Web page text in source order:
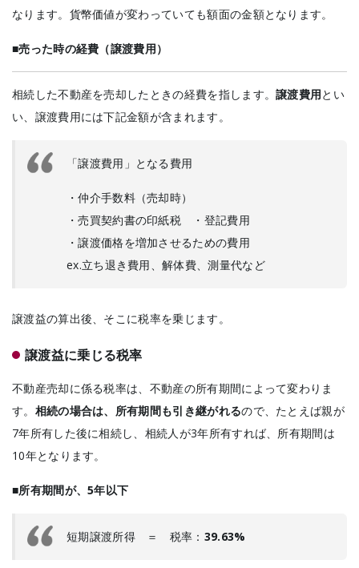
なります。貨幣価値が変わっていても額面の金額となります。
■売った時の経費（譲渡費用）
相続した不動産を売却したときの経費を指します。譲渡費用とい
い、譲渡費用には下記金額が含まれます。
「譲渡費用」となる費用
・仲介手数料（売却時）
・売買契約書の印紙税 ・登記費用
・譲渡価格を増加させるための費用
ex.立ち退き費用、解体費、測量代など
譲渡益の算出後、そこに税率を乗じます。
譲渡益に乗じる税率
不動産売却に係る税率は、不動産の所有期間によって変わりま
す。 相続の場合は、所有期間も引き継がれるので、たとえば親が
7年所有した後に相続し、相続人が3年所有すれば、所有期間は
10年となります。
■所有期間が、5年以下
短期譲渡所得 ＝ 税率： 39.63%